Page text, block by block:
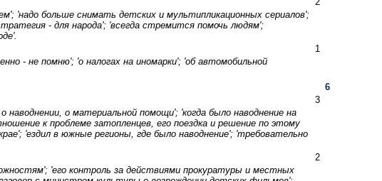
'надо больше снимать детских и мультипликационных сериалов';
- для народа'; 'всегда стремится помочь людям';
1
- не помню'; 'о налогах на иномарки'; 'об автомобильной
6
3
о материальной помощи'; 'когда было наводнение на
к проблеме затопленцев, его поездка и решение по этому
'ездил в южные регионы, где было наводнение'; 'требовательно
2
'его контроль за действиями прокуратуры и местных